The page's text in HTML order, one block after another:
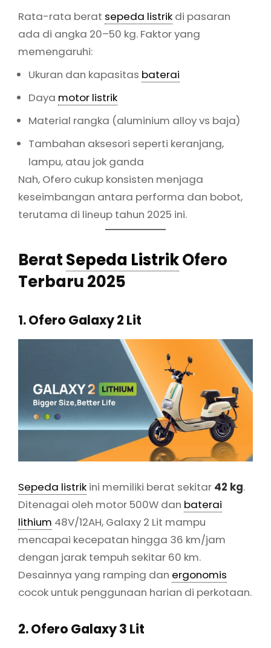
Rata-rata berat sepeda listrik di pasaran
ada di angka 20–50 kg. Faktor yang
memengaruhi:
Ukuran dan kapasitas baterai
Daya motor listrik
Material rangka (aluminium alloy vs baja)
Tambahan aksesori seperti keranjang,
lampu, atau jok ganda
Nah, Ofero cukup konsisten menjaga
keseimbangan antara performa dan bobot,
terutama di lineup tahun 2025 ini.
BeratSepeda ListrikOfero
Terbaru 2025
1. Ofero Galaxy 2 Lit
Sepeda listrik ini memiliki berat sekitar 42 kg.
Ditenagai oleh motor 500W dan baterai
lithium 48V/12AH, Galaxy 2 Lit mampu
mencapai kecepatan hingga 36 km/jam
dengan jarak tempuh sekitar 60 km.
Desainnya yang ramping dan ergonomis
cocok untuk penggunaan harian di perkotaan.
2. Ofero Galaxy 3 Lit